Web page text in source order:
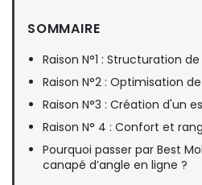
SOMMAIRE
Raison N°1 : Structuration
Raison N°2 : Optimisation
Raison N°3 : Création d'un
Raison N° 4 : Confort et
Pourquoi passer par Best
canapé d’angle en ligne ?